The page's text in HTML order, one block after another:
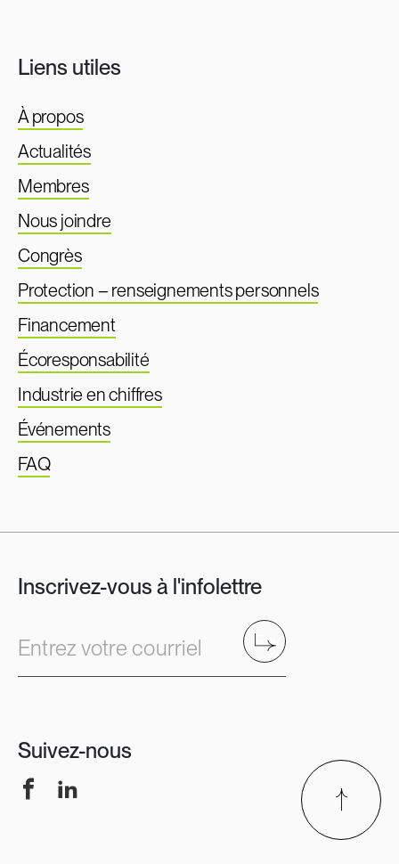
Liens utiles
À propos
Actualités
Membres
Nous joindre
Congrès
Protection – renseignements personnels
Financement
Écoresponsabilité
Industrie en chiffres
Événements
FAQ
Inscrivez-vous à l'infolettre
Entrez votre courriel Envoyer
Suivez-nous
FacebookLinkedIn